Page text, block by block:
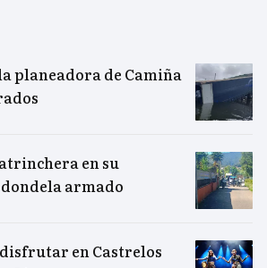
planeadora de Camiña
en su
armado
en Castrelos